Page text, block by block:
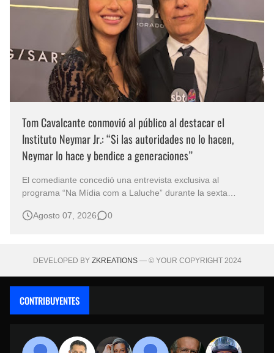
Tom Cavalcante conmovió al público al destacar el
Instituto Neymar Jr.: “Si las autoridades no lo hacen,
Neymar lo hace y bendice a generaciones”
El comediante concedió una entrevista exclusiva al
programa “Na Mídia com a Laluche” durante la sexta
eventos benéficos más importantes de Brasil. En medio del
Agosto 07, 2026 0
DEVELOPED BY ZKREATIONS— © YOUR COPYRIGHT 2024
CONTRIBUYENTES